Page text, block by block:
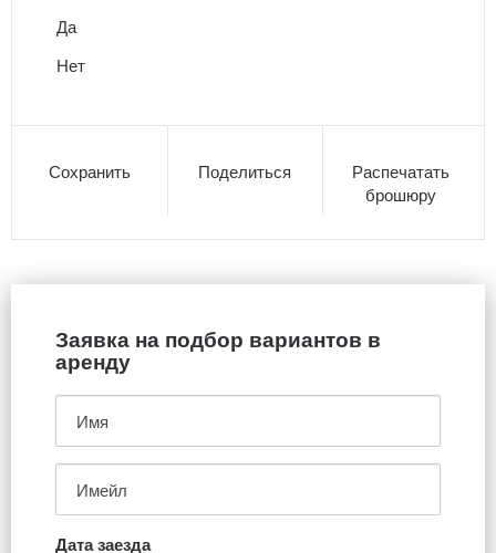
Да
Нет
Сохранить Поделиться
Распечатать
брошюру
Заявка на подбор вариантов в
аренду
Дата заезда